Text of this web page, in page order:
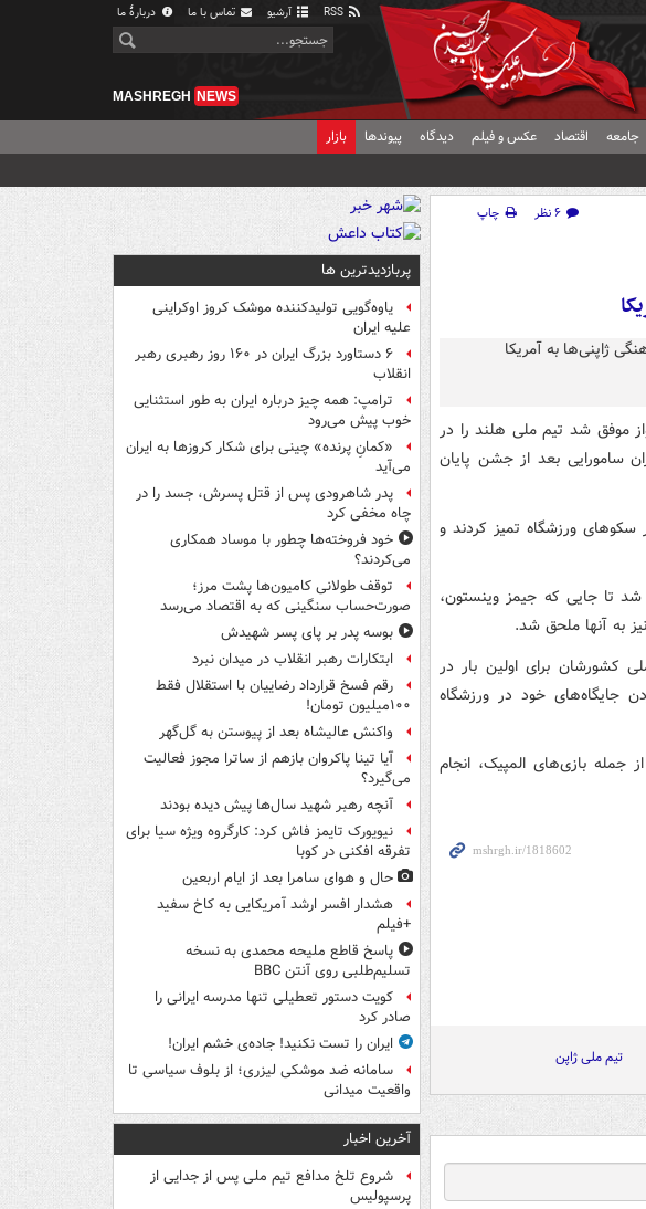
آرشیو تماس با ما دربارهٔ ما
MASHREGH NEWS
جامعه اقتصاد عکس و فیلم دیدگاه پیوندها بازار
۶ نظر
چاپ
موفق شد تیم ملی هلند را در
متوقف کند. هواداران سامورایی بعد از جشن پایان
سکوهای ورزشگاه تمیز کردند و
شد تا جایی که جیمز وینستون،
به آنها ملحق شد.
و زمانی که تیم ملی کشورشان برای اولین بار در
جایگاه‌های خود در ورزشگاه
جمله بازی‌های المپیک، انجام
تیم ملی ژاپن
پربازدیدترین ها
یاوه‌گویی تولیدکننده موشک کروز اوکراینی
علیه ایران
۶ دستاورد بزرگ ایران در ۱۶۰ روز رهبری رهبر
انقلاب
ترامپ: همه چیز درباره ایران به طور استثنایی
خوب پیش می‌رود
«کمانِ پرنده» چینی برای شکار کروزها به ایران
می‌آید
پدر شاهرودی پس از قتل پسرش، جسد را در
چاه مخفی کرد
خود فروخته‌ها چطور با موساد همکاری
می‌کردند؟
توقف طولانی کامیون‌ها پشت مرز؛
صورت‌حساب سنگینی که به اقتصاد می‌رسد
بوسه‌ پدر بر پای پسر شهیدش
ابتکارات رهبر انقلاب در میدان نبرد
رقم فسخ قرارداد رضاییان با استقلال فقط
۱۰۰میلیون تومان!
واکنش عالیشاه بعد از پیوستن به گل‌گهر
آیا تینا پاکروان بازهم از ساترا مجوز فعالیت
می‌گیرد؟
آنچه رهبر شهید سال‌ها پیش دیده بودند
نیویورک تایمز فاش کرد: کارگروه ویژه سیا برای
تفرقه افکنی در کوبا
حال و هوای سامرا بعد از ایام اربعین
هشدار افسر ارشد آمریکایی به کاخ سفید
+فیلم
پاسخ قاطع ملیحه محمدی به نسخه
تسلیم‌طلبی روی آنتن BBC
کویت دستور تعطیلی تنها مدرسه ایرانی را
صادر کرد
ایران را تست نکنید! جاده‌ی خشم ایران!
سامانه ضد موشکی لیزری؛ از بلوف سیاسی تا
واقعیت میدانی
آخرین اخبار
شروع تلخ مدافع تیم ملی پس از جدایی از
پرسپولیس